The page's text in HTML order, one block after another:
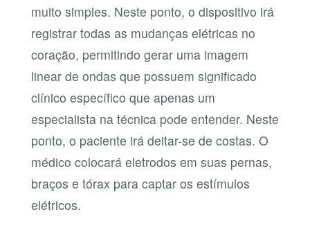
muito simples. Neste ponto, o dispositivo irá
registrar todas as mudanças elétricas no
coração, permitindo gerar uma imagem
linear de ondas que possuem significado
clínico específico que apenas um
especialista na técnica pode entender. Neste
ponto, o paciente irá deitar-se de costas. O
médico colocará eletrodos em suas pernas,
braços e tórax para captar os estímulos
elétricos.